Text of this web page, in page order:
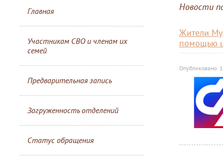
Главная
Участникам СВО и членам их
семей
Предварительная запись
Загруженность отделений
Статус обращения
Новости
Жители
помощью
Опубликовано: